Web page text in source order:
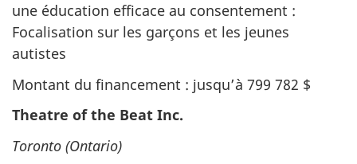
une éducation efficace au consentement :
Focalisation sur les garçons et les jeunes
autistes
Montant du financement : jusqu’à 799 782 $
Theatre of the Beat Inc.
Toronto (Ontario)